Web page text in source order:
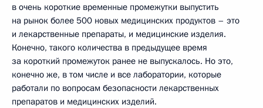
в очень короткие временные промежутки выпустить
на рынок более 500 новых медицинских продуктов – это
и лекарственные препараты, и медицинские изделия.
Конечно, такого количества в предыдущее время
за короткий промежуток ранее не выпускалось. Но это,
конечно же, в том числе и все лаборатории, которые
работали по вопросам безопасности лекарственных
препаратов и медицинских изделий.